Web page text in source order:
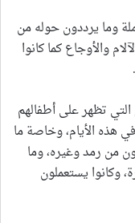
وما يرددون حوله من
والأوجاع كما كانوا
التي تظهر على أطفالهم
هذه الأيام، وخاصة ما
من رمد وغيره، وما
وكانوا يستعملون